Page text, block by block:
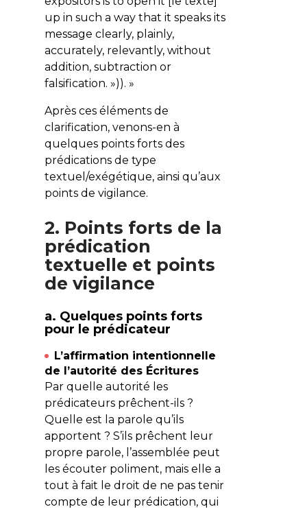
up in such a way that it speaks its
message clearly, plainly,
accurately, relevantly, without
addition, subtraction or
falsification. »)). »
Après ces éléments de
clarification, venons-en à
quelques points forts des
prédications de type
textuel/exégétique, ainsi qu’aux
points de vigilance.
2. Points forts de la
prédication
textuelle et points
de vigilance
a. Quelques points forts
pour le prédicateur
L’affirmation intentionnelle
de l’autorité des Écritures
Par quelle autorité les
prédicateurs prêchent-ils ?
Quelle est la parole qu’ils
apportent ? S’ils prêchent leur
propre parole, l’assemblée peut
les écouter poliment, mais elle a
tout à fait le droit de ne pas tenir
compte de leur prédication, qui